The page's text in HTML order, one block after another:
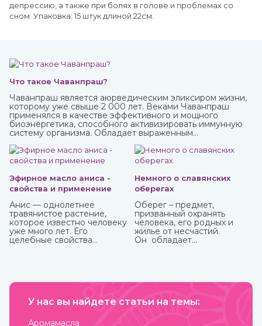
депрессию, а также при болях в голове и проблемах со
сном. Упаковка: 15 штук длиной 22см.
Что такое Чаванпраш?
Чаванпраш является аюрведическим эликсиром жизни,
которому уже свыше 2 000 лет. Веками Чаванпраш
применялся в качестве эффективного и мощного
биоэнергетика, способного активизировать иммунную
систему организма. Обладает выраженным
укрепляет, улучшает кровообращение, восстанавливает
деятельность нервных и эндокринных функций. Его
включают в терапевтический комплекс для борьбы со
многими хроническими заболеваниями. Рекомендован
для приема с пищей.
Эфирное масло аниса -
свойства и применение
Анис — однолетнее
травянистое растение,
которое известно человеку
уже много лет. Его
целебные свойства
Немного о славянских
оберегах
Оберег – предмет,
призванный охранять
человека, его родных и
жилье от несчастий.
Он обладает
действие. Даже
способны привести к
У нас вы найдете статьи на темы:
Аромамасла